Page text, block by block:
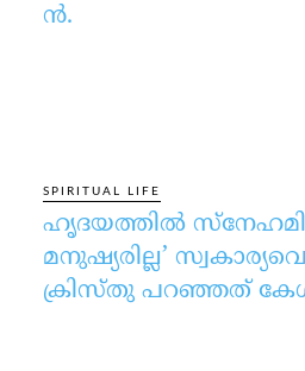
ന്‍.
SPIRITUAL LIFE
ഹൃദയത്തില്‍
മനുഷ്യരില്ല’
ക്രിസ്തു പറഞ്ഞത്